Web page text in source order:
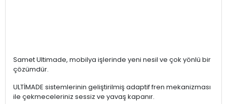
Samet Ultimade, mobilya işlerinde yeni nesil ve çok yönlü bir
çözümdür.
ULTİMADE sistemlerinin geliştirilmiş adaptif fren mekanizması
ile çekmeceleriniz sessiz ve yavaş kapanır.